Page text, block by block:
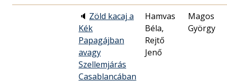
🔈 Zöld kacaj a
Kék
Papagájban
avagy
Szellemjárás
Casablancában
Hamvas
Béla,
Rejtő
Jenő
Magos
György